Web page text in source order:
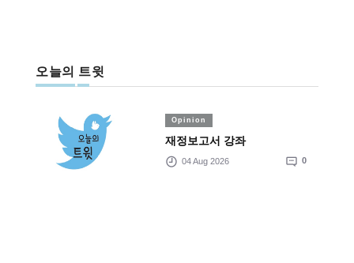
오늘의 트윗
Opinion
재정보고서 강좌
04 Aug 2026 0